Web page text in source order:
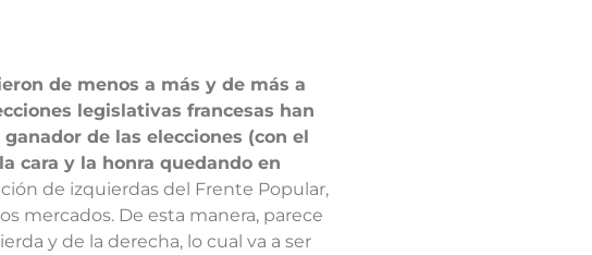
de menos a más y de más a
legislativas francesas han
de las elecciones (con el
cara y la honra quedando en
de izquierdas del Frente Popular,
mercados. De esta manera, parece
y de la derecha, lo cual va a ser